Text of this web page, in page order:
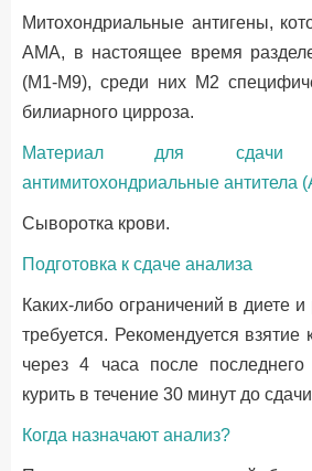
Митохондриальные антигены,
АМА, в настоящее время
(М1-М9), среди них М2
билиарного цирроза.
Материал для
антимитохондриальные
Сыворотка крови.
Подготовка к сдаче анализа
Каких-либо ограничений в диете
требуется. Рекомендуется
через 4 часа после
курить в течение 30 минут до
Когда назначают анализ?